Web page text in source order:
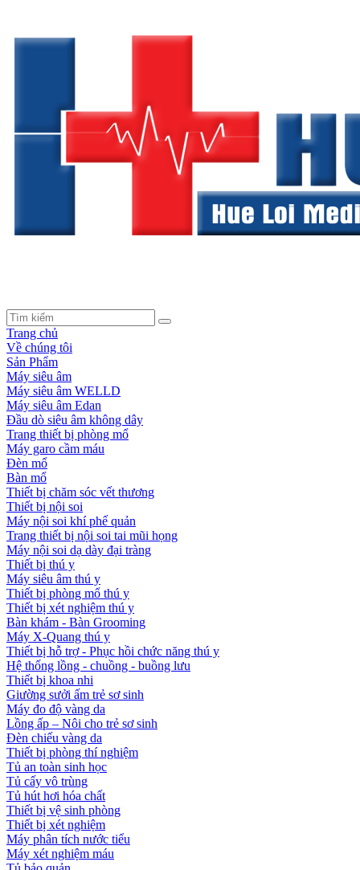
Trang chủ
Về chúng tôi
Sản Phẩm
Máy siêu âm
Máy siêu âm WELLD
Máy siêu âm Edan
Đầu dò siêu âm không dây
Trang thiết bị phòng mổ
Máy garo cầm máu
Đèn mổ
Bàn mổ
Thiết bị chăm sóc vết thương
Thiết bị nội soi
Máy nội soi khí phế quản
Trang thiết bị nội soi tai mũi họng
Máy nội soi dạ dày đại tràng
Thiết bị thú y
Máy siêu âm thú y
Thiết bị phòng mổ thú y
Thiết bị xét nghiệm thú y
Bàn khám - Bàn Grooming
Máy X-Quang thú y
Thiết bị hỗ trợ - Phục hồi chức năng thú y
Hệ thống lồng - chuồng - buồng lưu
Thiết bị khoa nhi
Giường sưởi ấm trẻ sơ sinh
Máy đo độ vàng da
Lồng ấp – Nôi cho trẻ sơ sinh
Đèn chiếu vàng da
Thiết bị phòng thí nghiệm
Tủ an toàn sinh học
Tủ cấy vô trùng
Tủ hút hơi hóa chất
Thiết bị vệ sinh phòng
Thiết bị xét nghiệm
Máy phân tích nước tiểu
Máy xét nghiệm máu